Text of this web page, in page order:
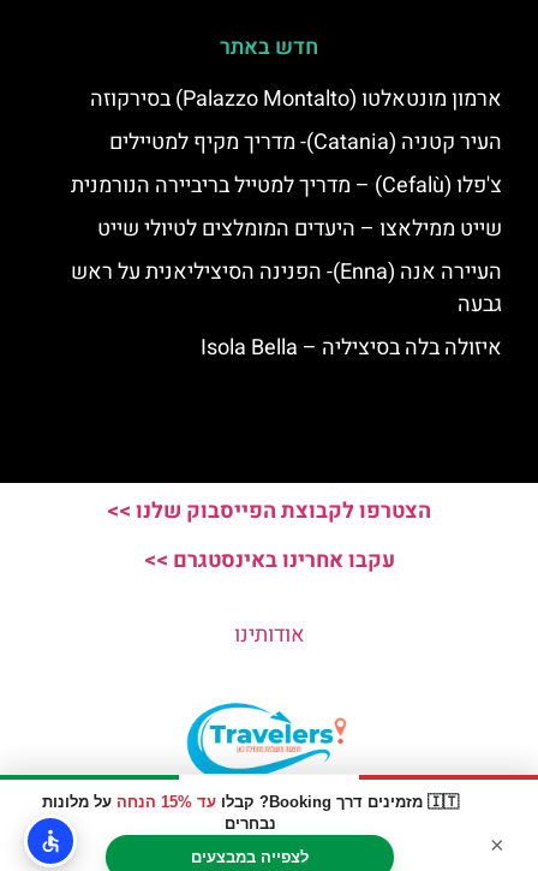
🇮🇹 מזמינים דרך Booking? קבלו עד 15% הנחה
על מלונות
נבחרים
לצפייה במבצעים
×
חדש באתר
ארמון מונטאלטו (Palazzo Montalto) בסירקוזה
העיר קטניה (Catania)- מדריך מקיף למטיילים
צ'פלו (Cefalù) – מדריך למטייל בריביירה הנורמנית
שייט ממילאצו – היעדים המומלצים לטיולי שייט
העיירה אנה (Enna)- הפנינה הסיציליאנית על ראש
גבעה
איזולה בלה בסיציליה – Isola Bella
הצטרפו לקבוצת הפייסבוק שלנו >>
עקבו אחרינו באינסטגרם >>
אודותינו
האתר הינו אתר המלצות מטיילים © כל הזכויות שמורות לסוכנות
TRAVELERS.CO.IL